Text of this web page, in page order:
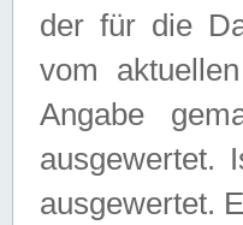
der für die
vom
Angabe
ausgewertet.
ausgewertet.